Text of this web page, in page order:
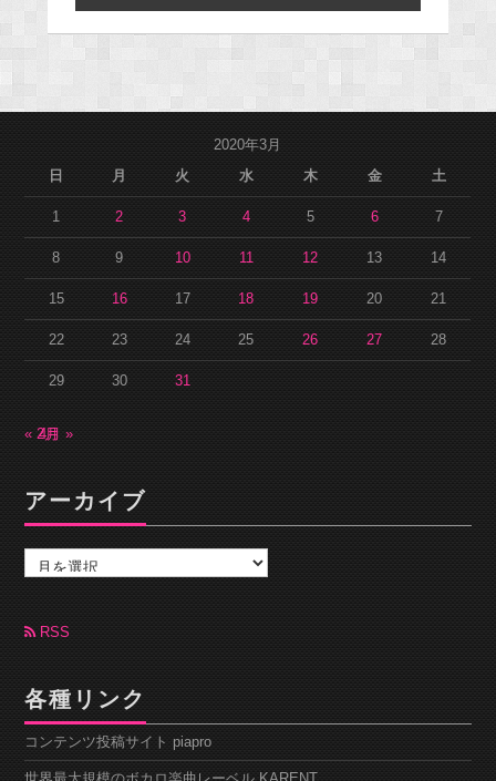
2020年3月
日
月 火 水 木 金 土
1 2 3 4 5 6 7
8 9 10 11 12 13 14
15 16 17 18 19 20 21
22 23 24 25 26 27 28
29 30 31
« 2月4月 »
アーカイブ
カ
ブ RSS
各種リンク
コンテンツ投稿サイト piapro